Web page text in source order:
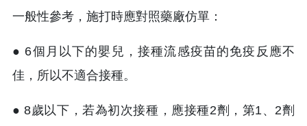
一般性參考，施打時應對照藥廠仿單：
● 6個月以下的嬰兒，接種流感疫苗的免疫反應不
佳，所以不適合接種。
● 8歲以下，若為初次接種，應接種2劑，第1、2劑